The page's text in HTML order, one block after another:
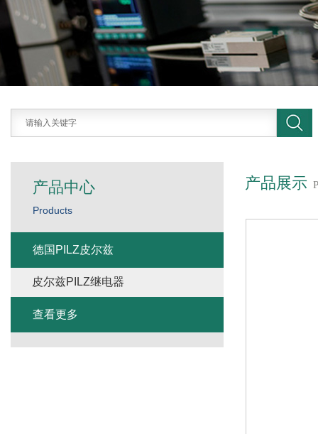
产品展示
产品中心
Products
德国PILZ皮尔兹
皮尔兹PILZ继电器
查看更多